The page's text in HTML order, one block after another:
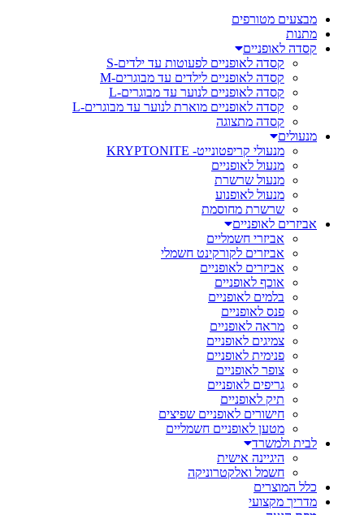
מבצעים מטורפים
מתנות
קסדה לאופניים
קסדה לאופניים לפעוטות עד ילדים-S
קסדה לאופניים לילדים עד מבוגרים-M
קסדה לאופניים לנוער עד מבוגרים-L
קסדה לאופניים מוארת לנוער עד מבוגרים-L
קסדה מתצוגה
מנעולים
מנעולי קריפטונייט- KRYPTONITE
מנעול לאופניים
מנעול שרשרת
מנעול לאופנוע
שרשרת מחוסמת
אביזרים לאופניים
אביזרי חשמליים
אביזרים לקורקינט חשמלי
אביזרים לאופניים
אוכף לאופניים
בלמים לאופניים
פנס לאופניים
מראה לאופניים
צמיגים לאופניים
פנימית לאופניים
צופר לאופניים
גריפים לאופניים
תיק לאופניים
חישורים לאופניים שפיצים
מטען לאופניים חשמליים
לבית ולמשרד
היגיינה אישית
חשמל ואלקטרוניקה
כלל המוצרים
מדריך מקצועי